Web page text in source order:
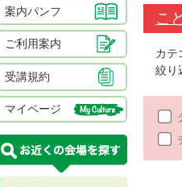
案内パンフ
ご利用案内
受講規約
マイページ
こ
カテ
絞り